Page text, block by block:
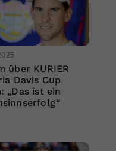
über KURIER
Davis Cup
„Das ist ein